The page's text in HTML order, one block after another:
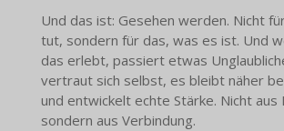
Und das ist: Gesehen werden. Nicht
tut, sondern für das, was es ist. Und
das erlebt, passiert etwas
vertraut sich selbst, es bleibt näher
und entwickelt echte Stärke. Nicht aus
sondern aus Verbindung.